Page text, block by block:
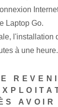
Laptop Go.
l'installation
à une heure.